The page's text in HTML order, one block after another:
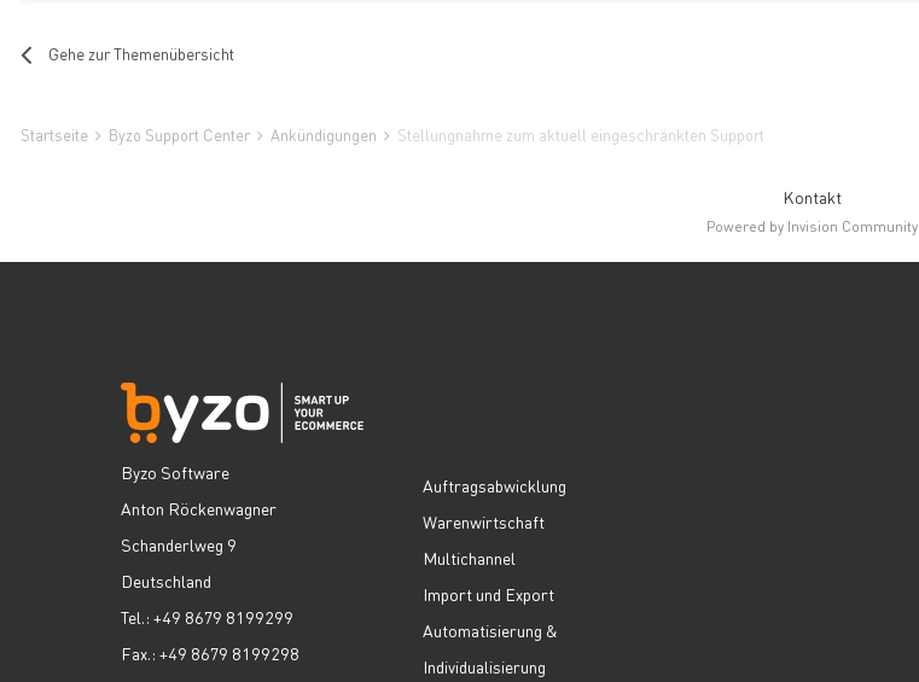
Gehe zur Themenübersicht
Startseite Byzo Support Center Ankündigungen Stellungnahme zum aktuell eingeschränkten Support
Kontakt
Powered by Invision Community
Byzo Software
Anton Röckenwagner
Schanderlweg 9
Deutschland
Tel.: +49 8679 8199299
Fax.: +49 8679 8199298
Auftragsabwicklung
Warenwirtschaft
Multichannel
Import und Export
Automatisierung &
Individualisierung